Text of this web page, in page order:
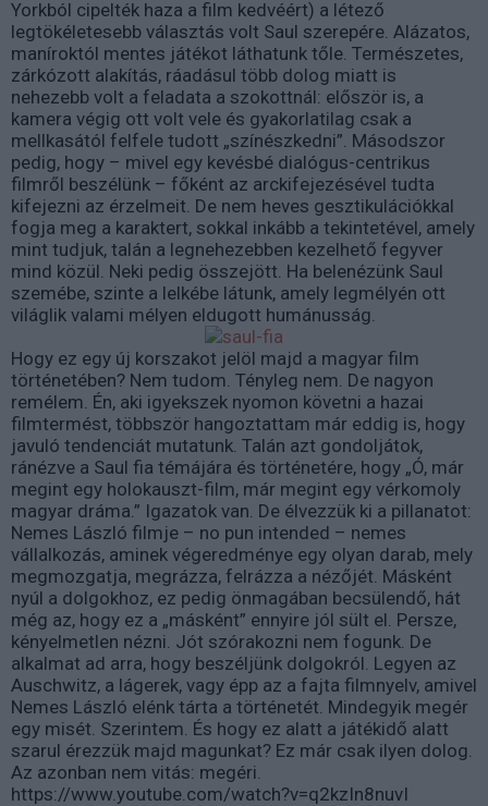
Yorkból cipelték haza a film kedvéért) a létező
legtökéletesebb választás volt Saul szerepére. Alázatos,
maníroktól mentes játékot láthatunk tőle. Természetes,
zárkózott alakítás, ráadásul több dolog miatt is
nehezebb volt a feladata a szokottnál: először is, a
kamera végig ott volt vele és gyakorlatilag csak a
mellkasától felfele tudott „színészkedni”. Másodszor
pedig, hogy – mivel egy kevésbé dialógus-centrikus
filmről beszélünk – főként az arckifejezésével tudta
kifejezni az érzelmeit. De nem heves gesztikulációkkal
fogja meg a karaktert, sokkal inkább a tekintetével, amely
mint tudjuk, talán a legnehezebben kezelhető fegyver
mind közül. Neki pedig összejött. Ha belenézünk Saul
szemébe, szinte a lelkébe látunk, amely legmélyén ott
világlik valami mélyen eldugott humánusság.
Hogy ez egy új korszakot jelöl majd a magyar film
történetében? Nem tudom. Tényleg nem. De nagyon
remélem. Én, aki igyekszek nyomon követni a hazai
filmtermést, többször hangoztattam már eddig is, hogy
javuló tendenciát mutatunk. Talán azt gondoljátok,
ránézve a Saul fia témájára és történetére, hogy „Ó, már
megint egy holokauszt-film, már megint egy vérkomoly
magyar dráma.” Igazatok van. De élvezzük ki a pillanatot:
Nemes László filmje – no pun intended – nemes
vállalkozás, aminek végeredménye egy olyan darab, mely
megmozgatja, megrázza, felrázza a nézőjét. Másként
nyúl a dolgokhoz, ez pedig önmagában becsülendő, hát
még az, hogy ez a „másként” ennyire jól sült el. Persze,
kényelmetlen nézni. Jót szórakozni nem fogunk. De
alkalmat ad arra, hogy beszéljünk dolgokról. Legyen az
Auschwitz, a lágerek, vagy épp az a fajta filmnyelv, amivel
Nemes László elénk tárta a történetét. Mindegyik megér
egy misét. Szerintem. És hogy ez alatt a játékidő alatt
szarul érezzük majd magunkat? Ez már csak ilyen dolog.
Az azonban nem vitás: megéri.
https://www.youtube.com/watch?v=q2kzIn8nuvI